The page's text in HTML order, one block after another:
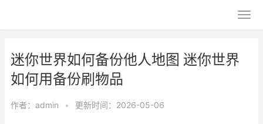
迷你世界如何备份他人地图 迷你世界
如何用备份刷物品
作者： admin • 更新时间：2026-05-06